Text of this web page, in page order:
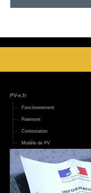
PV-e.fr
Fonctionnement
Paiement
Contestation
Modèle de PV